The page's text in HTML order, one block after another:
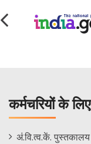
कर्मचरियों के लिए
Staff
अं.वि.त्व.कें. पुस्तकालय